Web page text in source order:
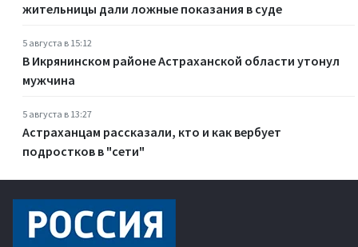
жительницы дали ложные показания в суде
5 августа в 15:12
В Икрянинском районе Астраханской области утонул
мужчина
5 августа в 13:27
Астраханцам рассказали, кто и как вербует
подростков в "сети"